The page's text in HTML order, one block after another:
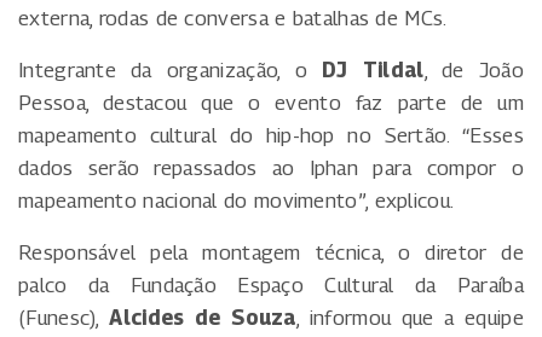
externa, rodas de conversa e batalhas de MCs.
Integrante da organização, o DJ Tildal, de João
Pessoa, destacou que o evento faz parte de um
mapeamento cultural do hip-hop no Sertão. “Esses
dados serão repassados ao Iphan para compor o
mapeamento nacional do movimento”, explicou.
Responsável pela montagem técnica, o diretor de
palco da Fundação Espaço Cultural da Paraíba
(Funesc),Alcides de Souza, informou que a equipe